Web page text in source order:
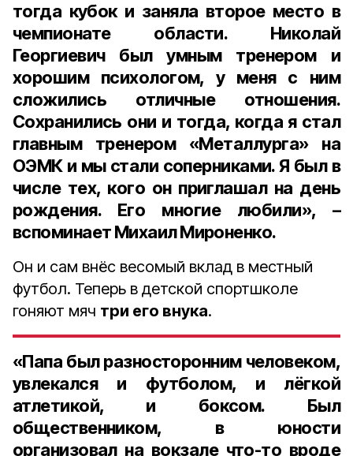
тогда кубок и заняла второе место в
чемпионате области. Николай
Георгиевич был умным тренером и
хорошим психологом, у меня с ним
сложились отличные отношения.
Сохранились они и тогда, когда я стал
главным тренером «Металлурга» на
ОЭМК и мы стали соперниками. Я был в
числе тех, кого он приглашал на день
рождения. Его многие любили», –
вспоминает Михаил Мироненко.
Он и сам внёс весомый вклад в местный
футбол. Теперь в детской спортшколе
гоняют мяч три его внука.
«Папа был разносторонним человеком,
увлекался и футболом, и лёгкой
атлетикой, и боксом. Был
общественником, в юности
организовал на вокзале что-то вроде